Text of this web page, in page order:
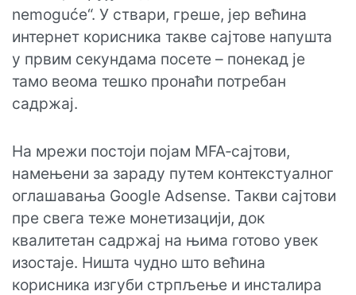
nemoguće“. У ствари, греше, јер већина
интернет корисника такве сајтове напушта
у првим секундама посете – понекад је
тамо веома тешко пронаћи потребан
садржај.
На мрежи постоји појам MFA‑сајтови,
намењени за зараду путем контекстуалног
оглашавања Google Adsense. Такви сајтови
пре свега теже монетизацији, док
квалитетан садржај на њима готово увек
изостаје. Ништа чудно што већина
корисника изгуби стрпљење и инсталира